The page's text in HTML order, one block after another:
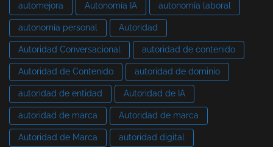
automejora Autonomía IA autonomía laboral
autonomía personal Autoridad
Autoridad Conversacional autoridad de contenido
Autoridad de Contenido autoridad de dominio
autoridad de entidad Autoridad de IA
autoridad de marca Autoridad de marca
Autoridad de Marca autoridad digital